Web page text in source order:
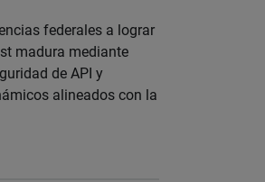
federales a lograr
madura mediante
de API y
alineados con la